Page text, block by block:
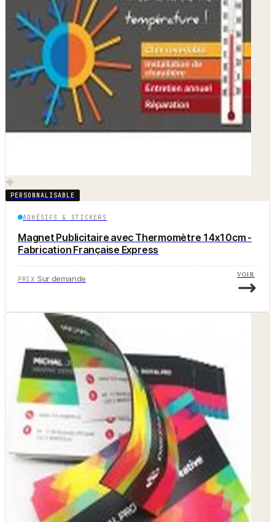
PERSONNALISABLE
ADHÉSIFS & STICKERS
Magnet Publicitaire avec Thermomètre 14x10cm -
Fabrication Française Express
PRIX Sur demande VOIR